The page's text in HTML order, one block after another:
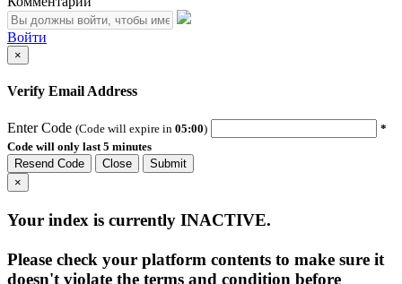
Войти
×
Verify Email Address
Enter Code (Code will expire in 05:00)
*
Code will only last 5 minutes
Resend Code
Close
Submit
×
Your index is currently INACTIVE.
Please check your platform contents to make sure it
doesn't violate the terms and condition before